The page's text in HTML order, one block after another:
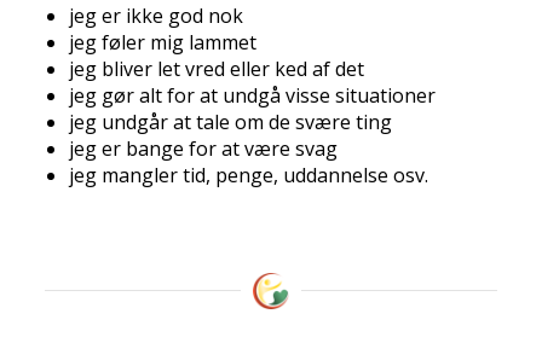
jeg er ikke god nok
jeg føler mig lammet
jeg bliver let vred eller ked af det
jeg gør alt for at undgå visse situationer
jeg undgår at tale om de svære ting
jeg er bange for at være svag
jeg mangler tid, penge, uddannelse osv.